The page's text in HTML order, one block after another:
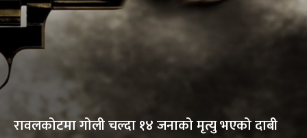
रावलकोटमा गोली चल्दा १४ जनाको मृत्यु भएको दाबी